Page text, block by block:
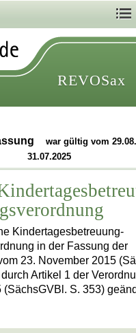
REVOSax
war gültig vom
31.07.2025
Kindertagesbetreuung-
in der Fassung der
23. November 2015
Artikel 1 der
(SächsGVBl. S. 353)